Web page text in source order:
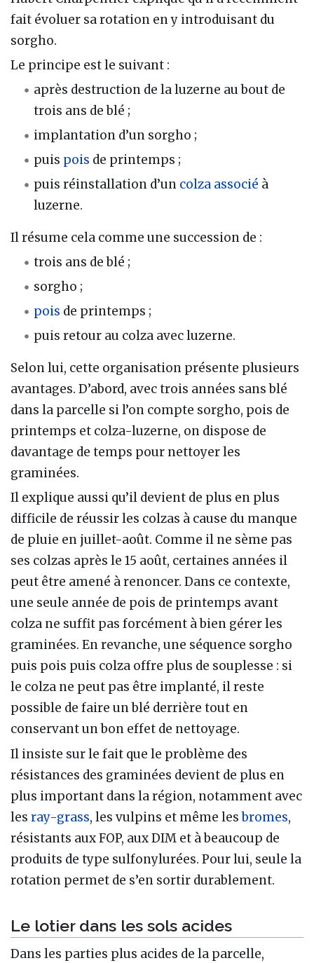
fait évoluer sa rotation en y introduisant du
sorgho.
Le principe est le suivant :
après destruction de la luzerne au bout de
trois ans de blé ;
implantation d’un sorgho ;
puis pois de printemps ;
puis réinstallation d’un colza associé à
luzerne.
Il résume cela comme une succession de :
trois ans de blé ;
sorgho ;
pois de printemps ;
puis retour au colza avec luzerne.
Selon lui, cette organisation présente plusieurs
avantages. D’abord, avec trois années sans blé
dans la parcelle si l’on compte sorgho, pois de
printemps et colza-luzerne, on dispose de
davantage de temps pour nettoyer les
graminées.
Il explique aussi qu’il devient de plus en plus
difficile de réussir les colzas à cause du manque
de pluie en juillet-août. Comme il ne sème pas
ses colzas après le 15 août, certaines années il
peut être amené à renoncer. Dans ce contexte,
une seule année de pois de printemps avant
colza ne suffit pas forcément à bien gérer les
graminées. En revanche, une séquence sorgho
puis pois puis colza offre plus de souplesse : si
le colza ne peut pas être implanté, il reste
possible de faire un blé derrière tout en
conservant un bon effet de nettoyage.
Il insiste sur le fait que le problème des
résistances des graminées devient de plus en
plus important dans la région, notamment avec
les ray-grass, les vulpins et même lesbromes,
résistants aux FOP, aux DIM et à beaucoup de
produits de type sulfonylurées. Pour lui, seule la
rotation permet de s’en sortir durablement.
Le lotier dans les sols acides
Dans les parties plus acides de la parcelle,